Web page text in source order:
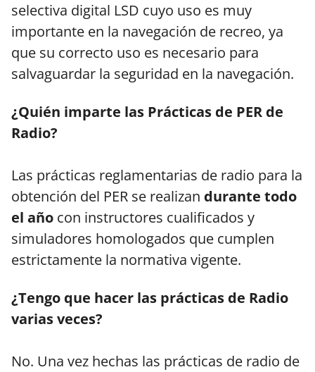
selectiva digital LSD cuyo uso es muy
importante en la navegación de recreo, ya
que su correcto uso es necesario para
salvaguardar la seguridad en la navegación.
¿Quién imparte las Prácticas de PER de
Radio?
Las prácticas reglamentarias de radio para la
obtención del PER se realizan durante todo
el año con instructores cualificados y
simuladores homologados que cumplen
estrictamente la normativa vigente.
¿Tengo que hacer las prácticas de Radio
varias veces?
No. Una vez hechas las prácticas de radio de